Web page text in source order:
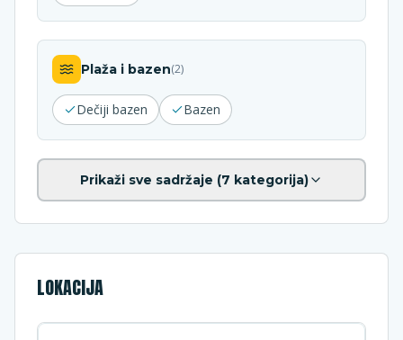
Plaža i bazen(2)
Dečiji bazen Bazen
Prikaži sve sadržaje (7 kategorija)
LOKACIJA